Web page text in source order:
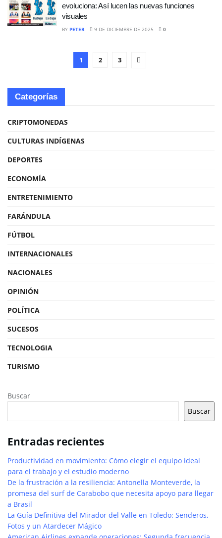
evoluciona: Así lucen las nuevas funciones
visuales
BY PETER 9 DE DICIEMBRE DE 2025 0
1 2 3
Categorías
CRIPTOMONEDAS
CULTURAS INDÍGENAS
DEPORTES
ECONOMÍA
ENTRETENIMIENTO
FARÁNDULA
FÚTBOL
INTERNACIONALES
NACIONALES
OPINIÓN
POLÍTICA
SUCESOS
TECNOLOGIA
TURISMO
Buscar
Buscar
Entradas recientes
Productividad en movimiento: Cómo elegir el equipo ideal
para el trabajo y el estudio moderno
De la frustración a la resiliencia: Antonella Monteverde, la
promesa del surf de Carabobo que necesita apoyo para llegar
a Brasil
La Guía Definitiva del Mirador del Valle en Toledo: Senderos,
Fotos y un Atardecer Mágico